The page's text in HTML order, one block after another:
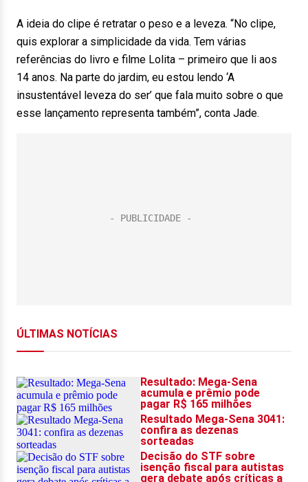
A ideia do clipe é retratar o peso e a leveza. “No clipe,
quis explorar a simplicidade da vida. Tem várias
referências do livro e filme Lolita – primeiro que li aos
14 anos. Na parte do jardim, eu estou lendo ‘A
insustentável leveza do ser’ que fala muito sobre o que
esse lançamento representa também”, conta Jade.